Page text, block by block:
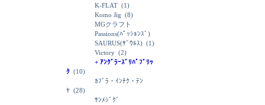
K-FLAT (1)
Komo Jig (8)
MGクラフト
Passions(ﾊﾟｯｼｮﾝｽﾞ)
SAURUS(ｻﾞｳﾙｽ) (1)
Victory (2)
+ ｱﾝｸﾞﾗｰｽﾞﾘﾊﾟﾌﾞﾘｯ
ｸ (10)
ｶﾌﾞﾗ・ｲﾝﾁｸ・ﾃﾝ
ﾔ (28)
ｻﾝﾒｼﾞｸﾞ